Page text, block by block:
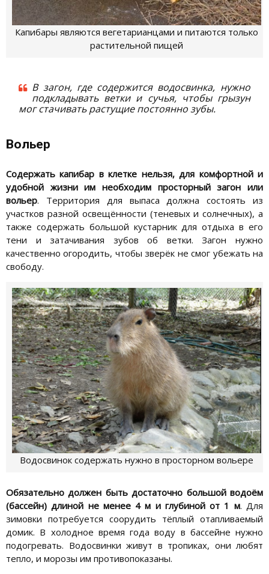
Капибары являются вегетарианцами и питаются только
растительной пищей
В загон, где содержится водосвинка, нужно
подкладывать ветки и сучья, чтобы грызун
мог стачивать растущие постоянно зубы.
Вольер
Содержать капибар в клетке нельзя, для комфортной и
удобной жизни им необходим просторный загон или
вольер. Территория для выпаса должна состоять из
участков разной освещённости (теневых и солнечных), а
также содержать большой кустарник для отдыха в его
тени и затачивания зубов об ветки. Загон нужно
качественно огородить, чтобы зверёк не смог убежать на
свободу.
Водосвинок содержать нужно в просторном вольере
Обязательно должен быть достаточно большой водоём
(бассейн) длиной не менее 4 м и глубиной от 1 м. Для
зимовки потребуется соорудить тёплый отапливаемый
домик. В холодное время года воду в бассейне нужно
подогревать. Водосвинки живут в тропиках, они любят
тепло, и морозы им противопоказаны.